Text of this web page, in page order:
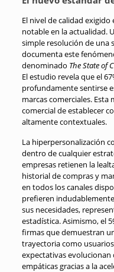
El nivel de calidad
notable en la actualidad.
simple resolución de una
documenta este
denominado The State of
El estudio revela que el
profundamente sentirse
marcas comerciales.
comercial de establecer
altamente contextuales.
La hiperpersonalización
dentro de cualquier
empresas retienen la
historial de compras y
en todos los canales
prefieren
sus necesidades,
estadística. Asimismo, el
firmas que demuestran
trayectoria como
expectativas
empáticas gracias a la